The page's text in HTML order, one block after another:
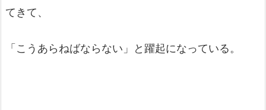
てきて、
「こうあらねばならない」と躍起になっている。